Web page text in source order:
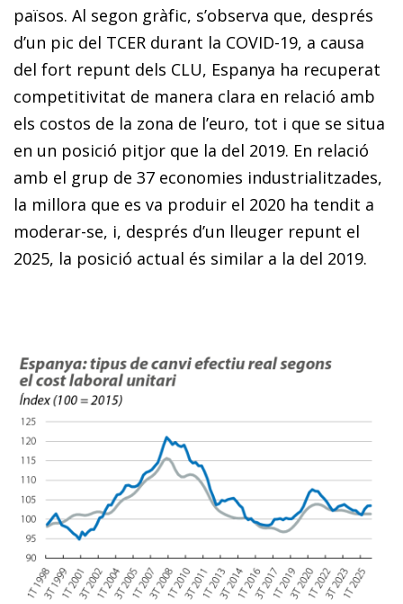
països. Al segon gràfic, s’observa que, després
d’un pic del TCER durant la COVID-19, a causa
del fort repunt dels CLU, Espanya ha recuperat
competitivitat de manera clara en relació amb
els costos de la zona de l’euro, tot i que se situa
en un posició pitjor que la del 2019. En relació
amb el grup de 37 economies industrialitzades,
la millora que es va produir el 2020 ha tendit a
moderar-se, i, després d’un lleuger repunt el
2025, la posició actual és similar a la del 2019.